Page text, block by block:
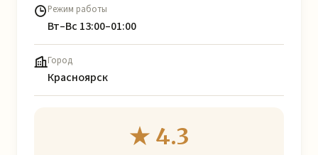
Режим работы
Вт–Вс 13:00–01:00
Город
Красноярск
★ 4.3